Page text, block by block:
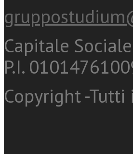
Capitale
P.I.
Copyright -